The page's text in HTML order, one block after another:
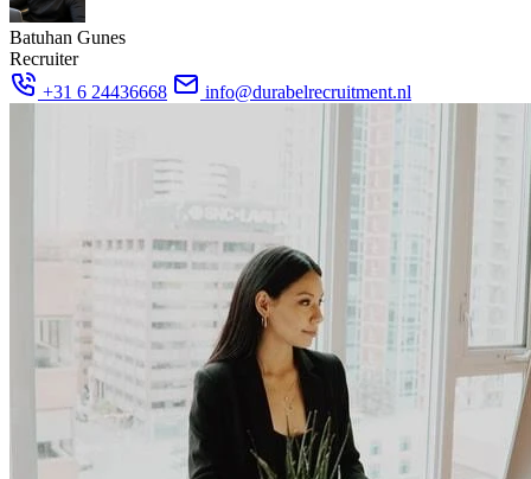
Batuhan Gunes
Recruiter
+31 6 24436668
info@durabelrecruitment.nl